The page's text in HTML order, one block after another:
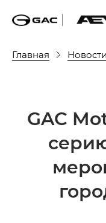
Главная Новости
GAC